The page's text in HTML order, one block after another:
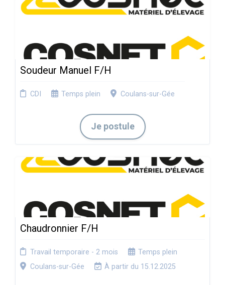
Soudeur Manuel F/H
CDI Temps plein Coulans-sur-Gée
Je postule
Chaudronnier F/H
Travail temporaire - 2 mois
Temps plein
Coulans-sur-Gée
À partir du 15.12.2025